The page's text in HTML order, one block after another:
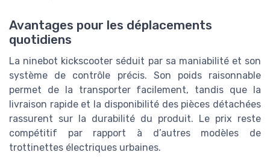
Avantages pour les déplacements
quotidiens
La ninebot kickscooter séduit par sa maniabilité et son
système de contrôle précis. Son poids raisonnable
permet de la transporter facilement, tandis que la
livraison rapide et la disponibilité des pièces détachées
rassurent sur la durabilité du produit. Le prix reste
compétitif par rapport à d’autres modèles de
trottinettes électriques urbaines.